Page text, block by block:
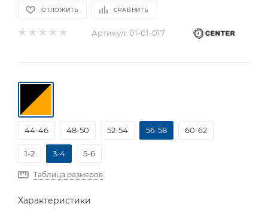
ОТЛОЖИТЬ СРАВНИТЬ
Артикул: 01-01-017
44-46 48-50 52-54 56-58 60-62
1-2 3-4 5-6
Таблица размеров
Характеристики